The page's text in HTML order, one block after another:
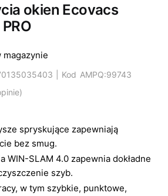
okien Ecovacs
magazynie
| Kod AMPQ:99743
spryskujące zapewniają
bez smug.
WIN-SLAM 4.0 zapewnia dokładne
szyb.
w tym szybkie, punktowe,